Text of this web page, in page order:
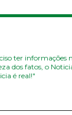
ter informações
dos fatos, o
é real!"